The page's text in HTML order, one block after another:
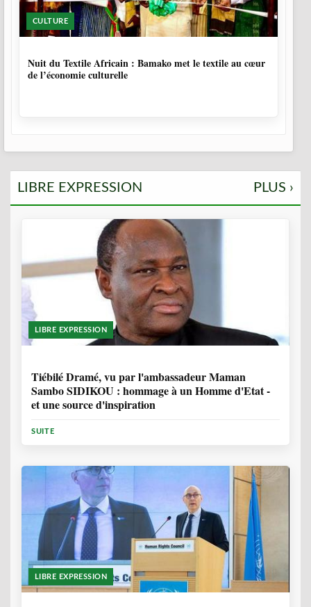
CULTURE
Nuit du Textile Africain : Bamako met le textile au cœur
de l’économie culturelle
LIBRE EXPRESSION PLUS ›
LIBRE EXPRESSION
Tiébilé Dramé, vu par l'ambassadeur Maman
Sambo SIDIKOU : hommage à un Homme d'Etat -
et une source d'inspiration
SUITE
LIBRE EXPRESSION